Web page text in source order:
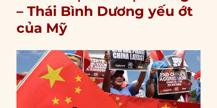
– Thái Bình Dương yếu ớt
của Mỹ